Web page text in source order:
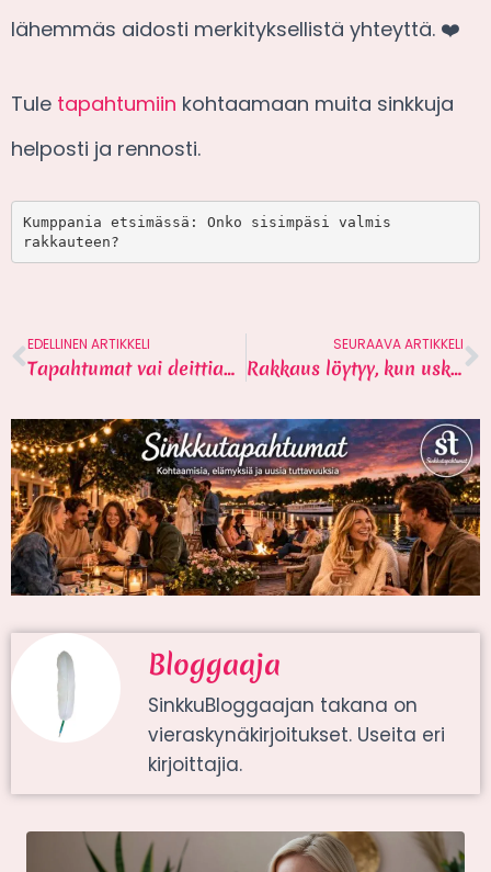
lähemmäs aidosti merkityksellistä yhteyttä. ❤️
Tule tapahtumiin kohtaamaan muita sinkkuja
helposti ja rennosti.
Kumppania etsimässä: Onko sisimpäsi valmis
rakkauteen?
EDELLINEN ARTIKKELI
Tapahtumat vai deittiappi: Kumpi kannattaa 1-2-3?
SEURAAVA ARTIKKELI
Rakkaus löytyy, kun uskallat oivaltaa sen yksinkertaisuuden
Bloggaaja
SinkkuBloggaajan takana on
vieraskynäkirjoitukset. Useita eri
kirjoittajia.